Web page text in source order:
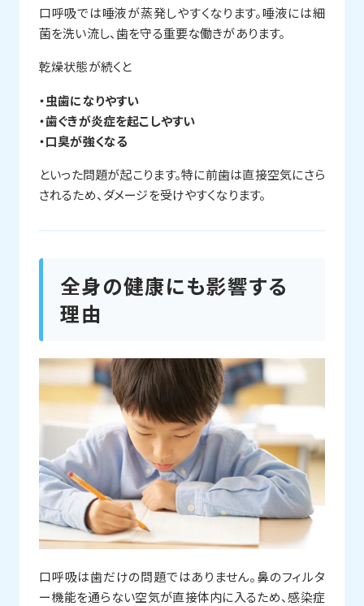
口呼吸では唾液が蒸発しやすくなります。唾液には細
菌を洗い流し、歯を守る重要な働きがあります。
乾燥状態が続くと
・虫歯になりやすい
・歯ぐきが炎症を起こしやすい
・口臭が強くなる
といった問題が起こります。特に前歯は直接空気にさら
されるため、ダメージを受けやすくなります。
全身の健康にも影響する
理由
口呼吸は歯だけの問題ではありません。鼻のフィルタ
ー機能を通らない空気が直接体内に入るため、感染症